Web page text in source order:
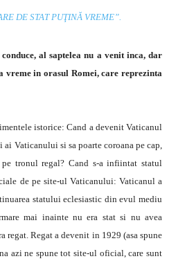
DE STAT PUŢINĂ VREME”.
al saptelea nu a venit inca, dar
vreme in orasul Romei, care reprezinta
istorice: Cand a devenit Vaticanul
Vaticanului si sa poarte coroana pe cap,
tronul regal? Cand s-a infiintat statul
de pe site-ul Vaticanului: Vaticanul a
statului eclesiastic din evul mediu
mai inainte nu era stat si nu avea
regat. Regat a devenit in 1929 (asa spune
azi ne spune tot site-ul oficial, care sunt